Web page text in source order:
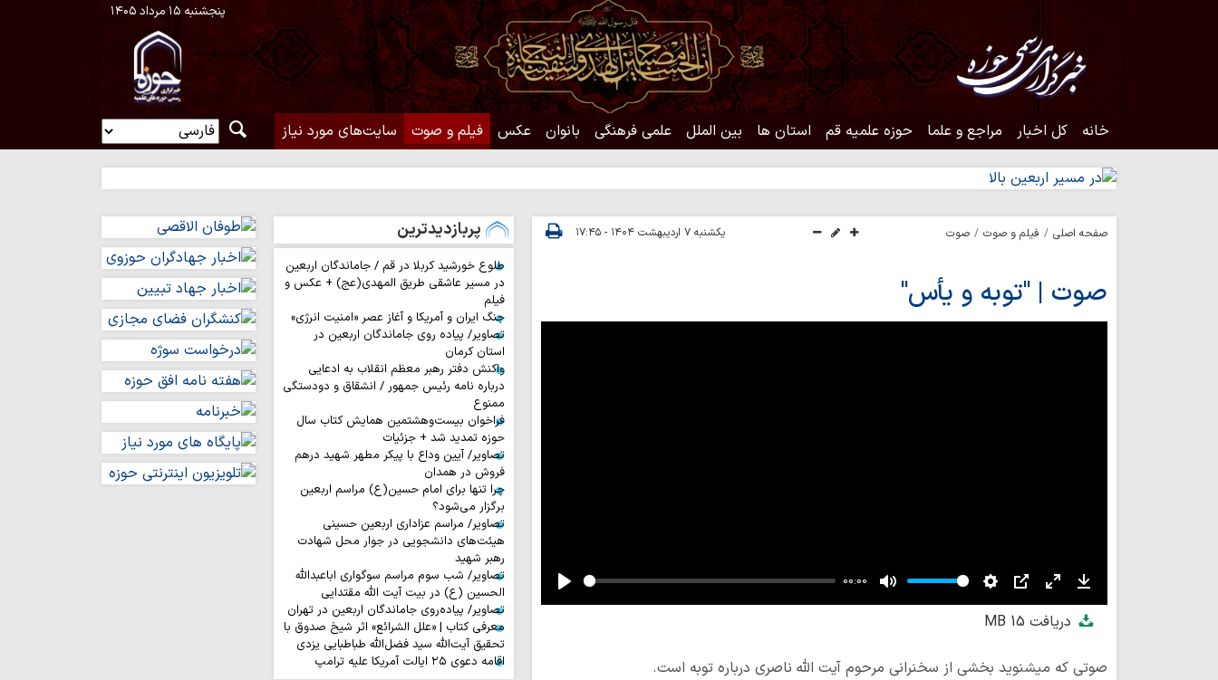
پنجشنبه ۱۵ مرداد ۱۴۰۵
خانه کل اخبار مراجع و علما حوزه علمیه قم استان ها بین الملل علمی فرهنگی بانوان عکس فیلم و صوت سایت‌های مورد نیاز
صفحه اصلی فیلم و صوت صوت یکشنبه ۷ اردیبهشت ۱۴۰۴ - ۱۷:۴۵
صوت | "توبه و یأس"
Play
00:00
Mute Settings
PIP Enter
fullscreen
Download
دریافت 15 MB
صوتی که میشنوید بخشی از سخنرانی مرحوم آیت الله ناصری درباره توبه است.
پربازدیدترین
طلوع خورشید کربلا در قم / جاماندگان اربعین
در مسیر عاشقی طریق المهدی(عج) + عکس و
فیلم
جنگ ایران و آمریکا و آغاز عصر «امنیت انرژی»
تصاویر/ پیاده روی جاماندگان اربعین در
استان کرمان
واکنش دفتر رهبر معظم انقلاب به ادعایی
درباره نامه رئیس جمهور / انشقاق و دودستگی
ممنوع
فراخوان بیست‌وهشتمین همایش کتاب سال
حوزه تمدید شد + جزئیات
تصاویر/ آیین وداع با پیکر مطهر شهید درهم
فروش در همدان
چرا تنها برای امام حسین(ع) مراسم اربعین
برگزار می‌شود؟
تصاویر/ مراسم عزاداری اربعین حسینی
هیئت‌های دانشجویی در جوار محل شهادت
رهبر شهید
تصاویر/ شب سوم مراسم سوگواری اباعبدالله
الحسین (ع) در بیت آیت الله مقتدایی
تصاویر/ پیاده‌روی جاماندگان اربعین در تهران
معرفی کتاب | «علل الشرائع» اثر شیخ صدوق با
تحقیق آیت‌الله سید فضل‌الله طباطبایی یزدی
اقامه دعوی ۲۵ ایالت آمریکا علیه ترامپ